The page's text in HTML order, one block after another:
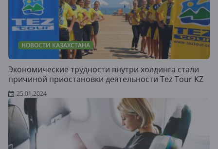
НОВОСТИ КАЗАХСТАНА
Экономические трудности внутри холдинга стали
причиной приостановки деятельности Tez Tour KZ
25.01.2024